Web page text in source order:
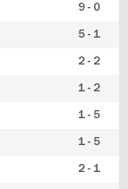
9 - 0
5 - 1
2 - 2
1 - 2
1 - 5
1 - 5
2 - 1